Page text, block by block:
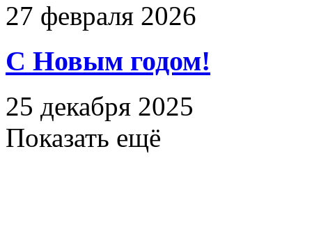
27 февраля 2026
С Новым годом!
25 декабря 2025
Показать ещё